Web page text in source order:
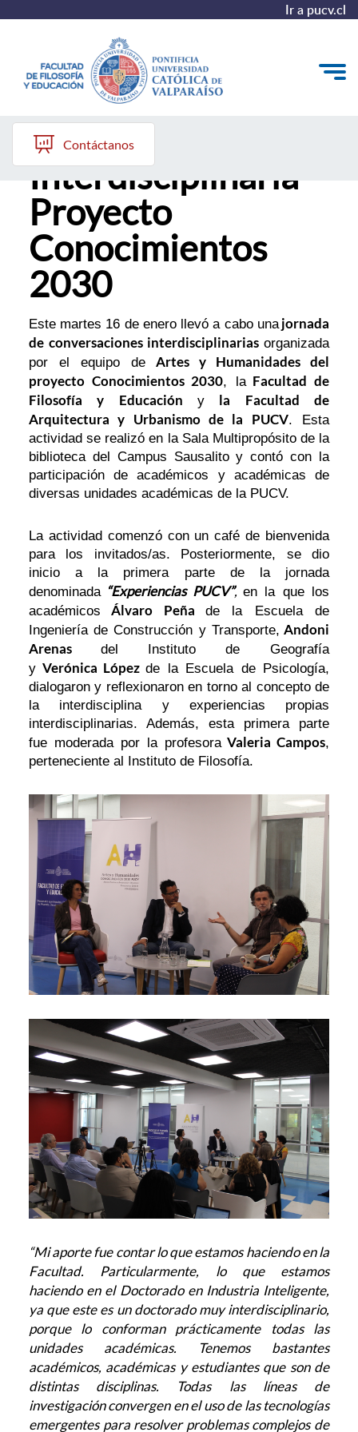
Ir a pucv.cl
Quiénes somos
Líneas de trabajo 2025-2028
Historia
Proyecto Conocimientos 2030
Reportes
Contáctanos
Conversación
Interdisciplinaria -
Proyecto
Conocimientos
2030
Este martes 16 de enero llevó a cabo una jornada
de conversaciones interdisciplinarias organizada
por el equipo de
Artes y Humanidades del
proyecto Conocimientos 2030, la Facultad de
Filosofía y Educación
y
la Facultad de
Arquitectura y Urbanismo de la PUCV. Esta
actividad se realizó en la Sala Multipropósito de la
biblioteca del Campus Sausalito y contó con la
participación de académicos y académicas de
diversas unidades académicas de la PUCV.
La actividad comenzó con un café de bienvenida
para los invitados/as. Posteriormente, se dio
inicio a la primera parte de la jornada
denominada “Experiencias PUCV”, en la que los
académicos
Álvaro Peña
de la Escuela de
Ingeniería de Construcción y Transporte, Andoni
Arenas
del Instituto de Geografía
y Verónica López de la Escuela de Psicología,
dialogaron y reflexionaron en torno al concepto de
la interdisciplina y experiencias propias
interdisciplinarias. Además, esta primera parte
fue moderada por la profesora Valeria Campos,
perteneciente al Instituto de Filosofía.
“Mi aporte fue contar lo que estamos haciendo en la
Facultad. Particularmente, lo que estamos
haciendo en el Doctorado en Industria Inteligente,
ya que este es un doctorado muy interdisciplinario,
porque lo conforman prácticamente todas las
unidades académicas. Tenemos bastantes
académicos, académicas y estudiantes que son de
distintas disciplinas. Todas las líneas de
investigación convergen en el uso de las tecnologías
emergentes para resolver problemas complejos de